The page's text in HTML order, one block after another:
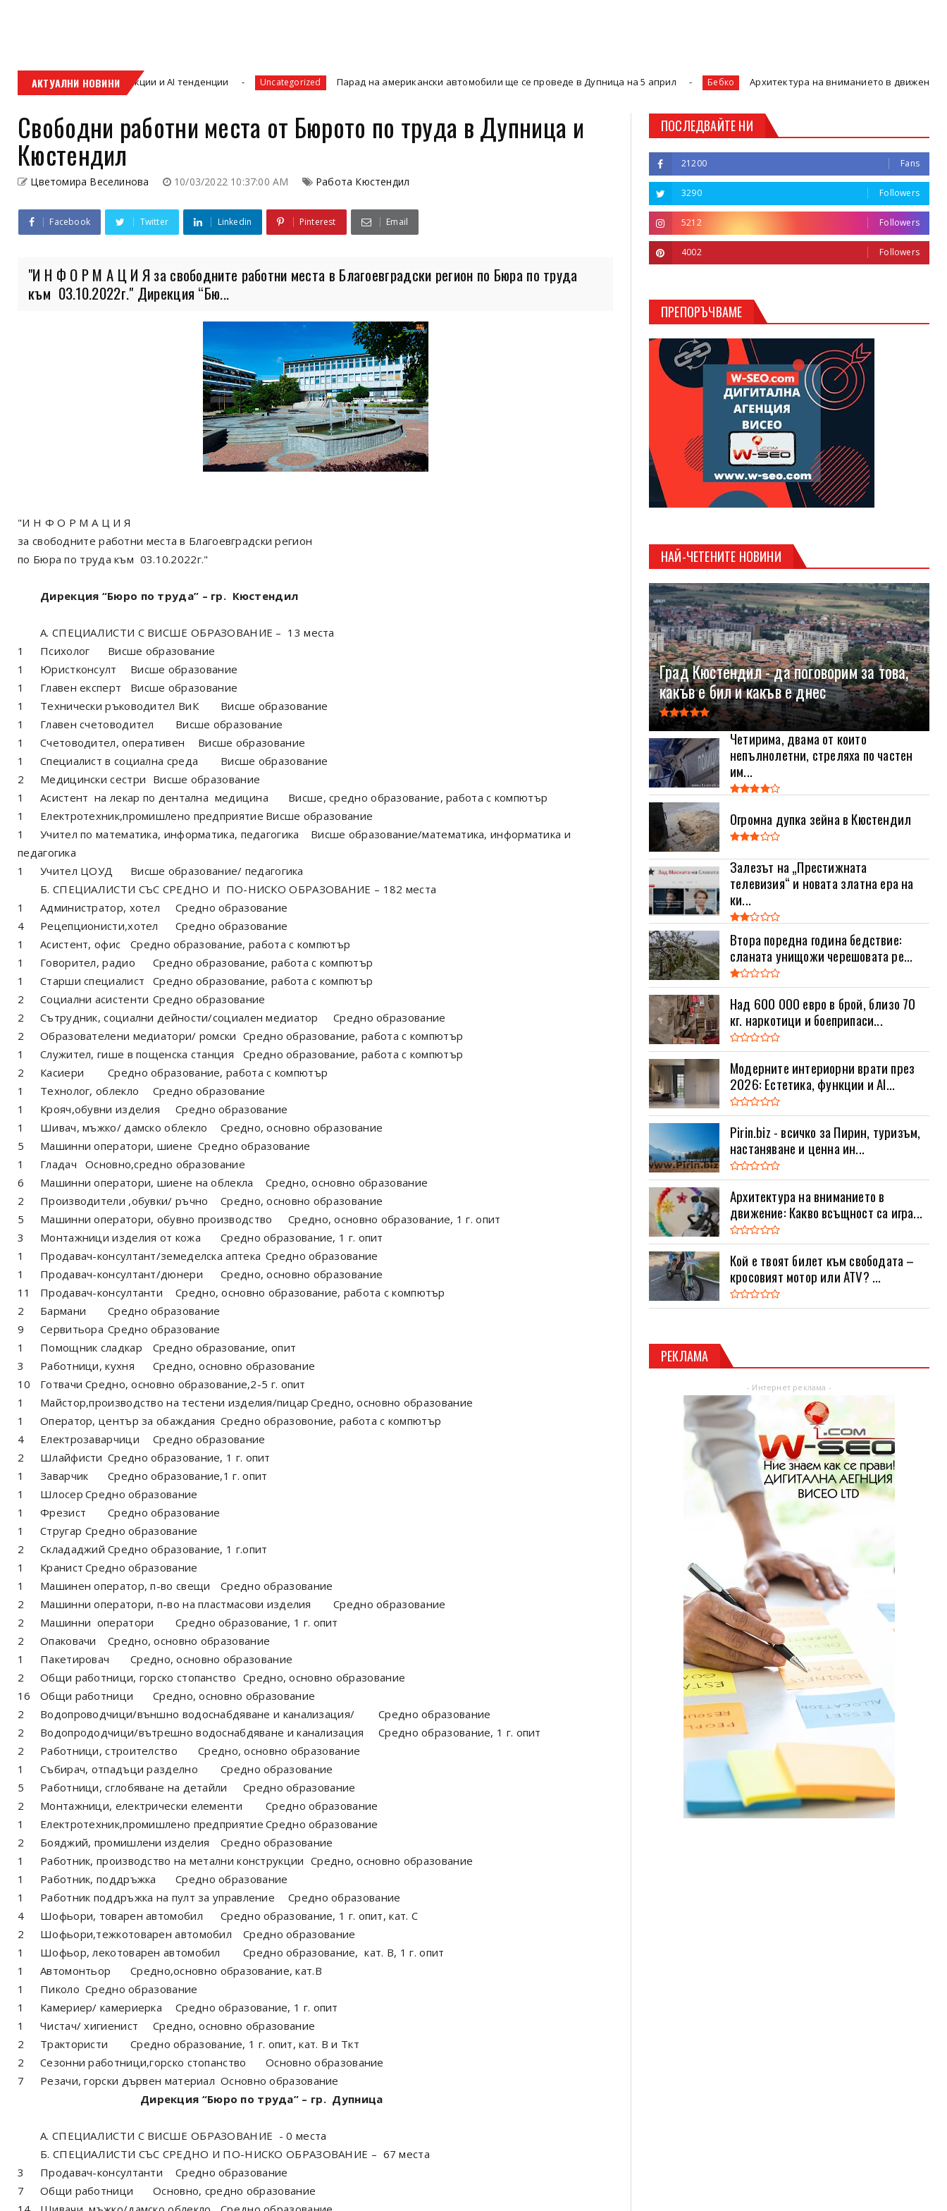
АКТУАЛНИ НОВИНИ
функции и AI тенденции Uncategorized Парад на американски автомобили ще се проведе в Дупница на 5 април Бебко Архитектура на вниманието в движение: Какво всъщност
Свободни работни места от Бюрото по труда в Дупница и
Кюстендил
Цветомира Веселинова 10/03/2022 10:37:00 AM Работа Кюстендил
Facebook Twitter Linkedin Pinterest Email
"И Н Ф О Р М А Ц И Я за свободните работни места в Благоевградски регион по Бюра по труда
към 03.10.2022г." Дирекция “Бю...
"И Н Ф О Р М А Ц И Я
за свободните работни места в Благоевградски регион
по Бюра по труда към 03.10.2022г."
Дирекция “Бюро по труда” – гр. Кюстендил
А. СПЕЦИАЛИСТИ С ВИСШЕ ОБРАЗОВАНИЕ – 13 места
1
Психолог
Висше образование
1
Юристконсулт
Висше образование
1
Главен експерт
Висше образование
1
Технически ръководител ВиК
Висше образование
1
Главен счетоводител
Висше образование
1
Счетоводител, оперативен
Висше образование
1
Специалист в социална среда
Висше образование
2
Медицински сестри Висше образование
1
Асистент на лекар по дентална медицина
Висше, средно образование, работа с компютър
1
Електротехник,промишлено предприятие Висше образование
1
Учител по математика, информатика, педагогика
Висше образование/математика, информатика и
педагогика
1
Учител ЦОУД
Висше образование/ педагогика
Б. СПЕЦИАЛИСТИ СЪС СРЕДНО И ПО-НИСКО ОБРАЗОВАНИЕ – 182 места
1
Администратор, хотел
Средно образование
4
Рецепционисти,хотел
Средно образование
1
Асистент, офис
Средно образование, работа с компютър
1
Говорител, радио
Средно образование, работа с компютър
1
Старши специалист
Средно образование, работа с компютър
2
Социални асистенти Средно образование
2
Сътрудник, социални дейности/социален медиатор
Средно образование
2
Образователени медиатори/ ромски Средно образование, работа с компютър
1
Служител, гише в пощенска станция
Средно образование, работа с компютър
2
Касиери
Средно образование, работа с компютър
1
Технолог, облекло
Средно образование
1
Крояч,обувни изделия
Средно образование
1
Шивач, мъжко/ дамско облекло
Средно, основно образование
5
Машинни оператори, шиене Средно образование
1
Гладач
Основно,средно образование
6
Машинни оператори, шиене на облекла
Средно, основно образование
2
Производители ,обувки/ ръчно
Средно, основно образование
5
Машинни оператори, обувно производство
Средно, основно образование, 1 г. опит
3
Монтажници изделия от кожа
Средно образование, 1 г. опит
1
Продавач-консултант/земеделска аптека Средно образование
1
Продавач-консултант/дюнери
Средно, основно образование
11
Продавач-консултанти
Средно, основно образование, работа с компютър
2
Бармани
Средно образование
9
Сервитьора Средно образование
1
Помощник сладкар
Средно образование, опит
3
Работници, кухня
Средно, основно образование
10
Готвачи Средно, основно образование,2-5 г. опит
1
Майстор,производство на тестени изделия/пицар Средно, основно образование
1
Оператор, център за обаждания Средно образовоние, работа с компютър
4
Електрозаварчици
Средно образование
2
Шлайфисти Средно образование, 1 г. опит
1
Заварчик
Средно образование,1 г. опит
1
Шлосер Средно образование
1
Фрезист
Средно образование
1
Стругар Средно образование
2
Склададжий Средно образование, 1 г.опит
1
Кранист Средно образование
1
Машинен оператор, п-во свещи
Средно образование
2
Машинни оператори, п-во на пластмасови изделия
Средно образование
2
Машинни оператори
Средно образование, 1 г. опит
2
Опаковачи
Средно, основно образование
1
Пакетировач
Средно, основно образование
2
Общи работници, горско стопанство Средно, основно образование
16
Общи работници
Средно, основно образование
2
Водопроводчици/външно водоснабдяване и канализация/
Средно образование
2
Водопрододчици/вътрешно водоснабдяване и канализация
Средно образование, 1 г. опит
2
Работници, строителство
Средно, основно образование
1
Събирач, отпадъци разделно
Средно образование
5
Работници, сглобяване на детайли
Средно образование
2
Монтажници, електрически елементи
Средно образование
1
Електротехник,промишлено предприятие Средно образование
2
Бояджий, промишлени изделия
Средно образование
1
Работник, производство на метални конструкции Средно, основно образование
1
Работник, поддръжка
Средно образование
1
Работник поддръжка на пулт за управление
Средно образование
4
Шофьори, товарен автомобил
Средно образование, 1 г. опит, кат. С
2
Шофьори,тежкотоварен автомобил
Средно образование
1
Шофьор, лекотоварен автомобил
Средно образование, кат. В, 1 г. опит
1
Автомонтьор
Средно,основно образование, кат.В
1
Пиколо Средно образование
1
Камериер/ камериерка
Средно образование, 1 г. опит
1
Чистач/ хигиенист
Средно, основно образование
2
Трактористи
Средно образование, 1 г. опит, кат. В и Ткт
2
Сезонни работници,горско стопанство
Основно образование
7
Резачи, горски дървен материал Основно образование
Дирекция “Бюро по труда” – гр. Дупница
А. СПЕЦИАЛИСТИ С ВИСШЕ ОБРАЗОВАНИЕ - 0 места
Б. СПЕЦИАЛИСТИ СЪС СРЕДНО И ПО-НИСКО ОБРАЗОВАНИЕ – 67 места
3
Продавач-консултанти
Средно образование
7
Общи работници
Основно, средно образование
ПОСЛЕДВАЙТЕ НИ
21200 Fans
3290 Followers
5212 Followers
4002 Followers
ПРЕПОРЪЧВАМЕ
НАЙ-ЧЕТЕНИТЕ НОВИНИ
Град Кюстендил - да поговорим за това,
какъв е бил и какъв е днес
Четирима, двама от които
непълнолетни, стреляха по частен
им...
Огромна дупка зейна в Кюстендил
Залезът на „Престижната
телевизия“ и новата златна ера на
ки...
Втора поредна година бедствие:
сланата унищожи черешовата ре...
Над 600 000 евро в брой, близо 70
кг. наркотици и боеприпаси...
Модерните интериорни врати през
2026: Естетика, функции и AI...
Pirin.biz - всичко за Пирин, туризъм,
настаняване и ценна ин...
Архитектура на вниманието в
движение: Какво всъщност са игра...
Кой е твоят билет към свободата –
кросовият мотор или ATV? ...
РЕКЛАМА
- Интернет реклама -